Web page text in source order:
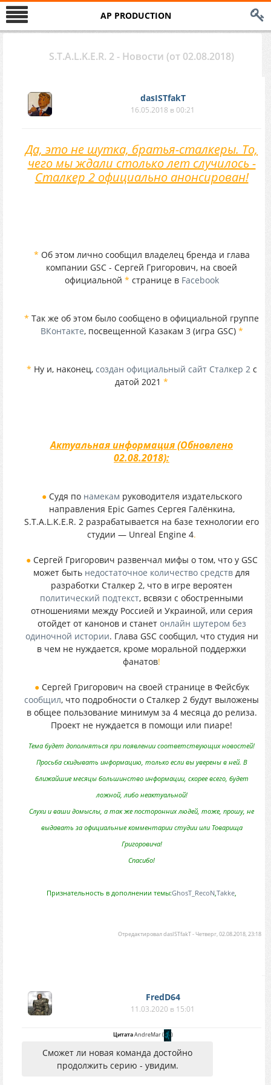
AP PRODUCTION
S.T.A.L.K.E.R. 2 - Новости (от 02.08.2018)
dasISTfakT
16.05.2018 в 00:21
Да, это не шутка, братья-сталкеры. То,
чего мы ждали столько лет случилось -
Сталкер 2 официально анонсирован!
* Об этом лично сообщил владелец бренда и глава
компании GSC - Сергей Григорович, на своей
официальной * странице в Facebook
* Так же об этом было сообщено в официальной группе
ВКонтакте, посвещенной Казакам 3 (игра GSC) *
* Ну и, наконец, создан официальный сайт Сталкер 2с
датой 2021 *
Актуальная информация (Обновлено
02.08.2018):
●Судя по намекам руководителя издательского
направления Epic Games Сергея Галёнкина,
S.T.A.L.K.E.R. 2 разрабатывается на базе технологии его
студии — Unreal Engine 4.
●Сергей Григорович развенчал мифы о том, что у GSC
может быть недостаточное количество средств для
разработки Сталкер 2, что в игре вероятен
политический подтекст, всвязи с обостренными
отношениями между Россией и Украиной, или серия
отойдет от канонов и станет онлайн шутером без
одиночной истории. Глава GSC сообщил, что студия ни
в чем не нуждается, кроме моральной поддержки
фанатов!
●Сергей Григорович на своей странице в Фейсбук
сообщил, что подробности о Сталкер 2 будут выложены
в общее пользование минимум за 4 месяца до релиза.
Проект не нуждается в помощи или пиаре!
Тема будет дополняться при появлении соответствующих новостей!
Просьба скидывать информацию, только если вы уверены в ней. В
ближайшие месяцы большинство информации, скорее всего, будет
ложной, либо неактуальной!
Слухи и ваши домыслы, а так же посторонних людей, тоже, прошу, не
выдавать за официальные комментарии студии или Товарища
Григоровича!
Спасибо!
Признательность в дополнении темы:GhosT_RecoN,Takke,
ОтредактировалdasISTfakT-Четверг, 02.08.2018, 23:18
FredD64
11.03.2020 в 15:01
ЦитатаAndreMar( )
Сможет ли новая команда достойно
продолжить серию - увидим.